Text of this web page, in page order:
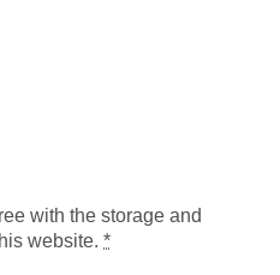
with the storage and
website.*